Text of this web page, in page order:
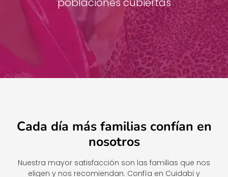
Cada día más familias confían en
nosotros
Nuestra mayor satisfacción son las familias que nos
eligen y nos recomiendan. Confía en Cuidabi y